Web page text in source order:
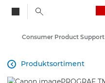
Consumer Product Support
Produktsortiment
